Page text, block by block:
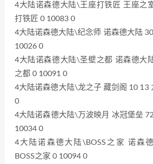
4大陆诺森德大陆\王座打铁匠 王座之
打铁匠 0 10083 0
4大陆诺森德大陆\纪念师 诺森德大陆
10026 0
4大陆诺森德大陆\圣壁之都 诺森德大
之都 0 10091 0
4大陆诺森德大陆\龙之子 藏剑阁 10 13
0
4大陆诺森德大陆\万波映月 冰冠堡垒
10034 0
4大陆诺森德大陆\BOSS之家 诺森
BOSS之家 0 10094 0